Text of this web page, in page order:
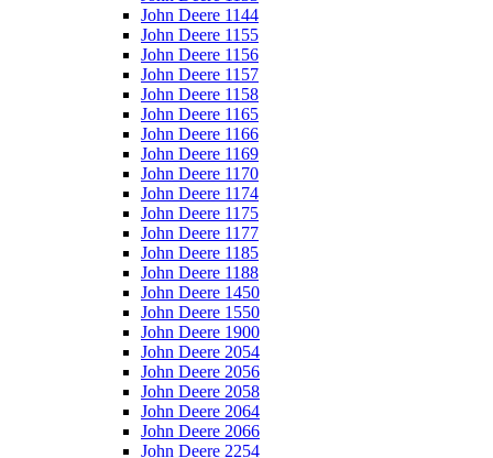
John Deere 1144
John Deere 1155
John Deere 1156
John Deere 1157
John Deere 1158
John Deere 1165
John Deere 1166
John Deere 1169
John Deere 1170
John Deere 1174
John Deere 1175
John Deere 1177
John Deere 1185
John Deere 1188
John Deere 1450
John Deere 1550
John Deere 1900
John Deere 2054
John Deere 2056
John Deere 2058
John Deere 2064
John Deere 2066
John Deere 2254